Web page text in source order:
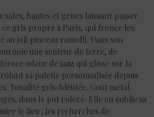
sales, hautes et grises laissant passer
ce gris propre à Paris, qui fronce les
au joli pinceau ramolli. Dans son
une senteur de terre, de
odeur de jazz qui glisse sur la
sa palette personnalisée depuis
Tonalité gris-bleutée. Goût métal.
dans le pot coloré. Elle en oublie sa
le lieu ; les recherches de